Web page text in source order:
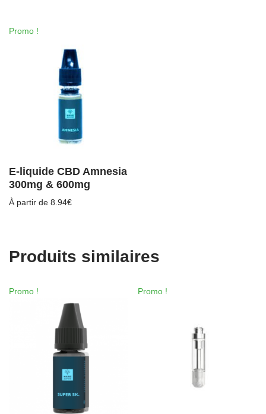
Promo !
E-liquide CBD Amnesia
300mg & 600mg
À partir de 8.94€
Produits similaires
Promo ! Promo !